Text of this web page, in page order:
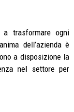
trasformare ogni
dell’azienda è
a disposizione la
nel settore per